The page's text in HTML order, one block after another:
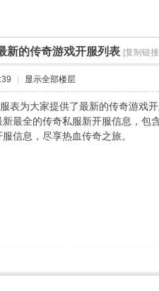
新的传奇游戏开服列表 [复制链
显示全部楼层
表为大家提供了最新的传奇游戏
最全的传奇私服新开服信息，
信息，尽享热血传奇之旅。